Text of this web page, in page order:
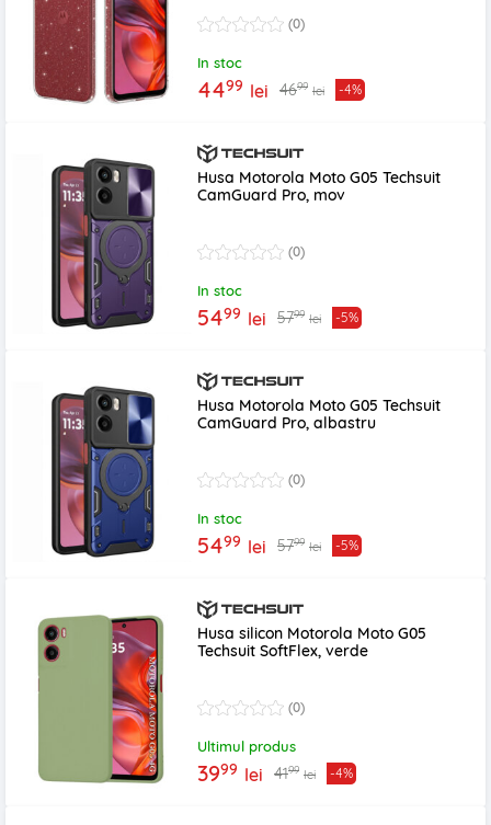
(0)
In stoc
4499 lei 4699 lei -4%
Husa Motorola Moto G05 Techsuit
CamGuard Pro, mov
(0)
In stoc
5499 lei 5799 lei -5%
Husa Motorola Moto G05 Techsuit
CamGuard Pro, albastru
(0)
In stoc
5499 lei 5799 lei -5%
Husa silicon Motorola Moto G05
Techsuit SoftFlex, verde
(0)
Ultimul produs
3999 lei 4199 lei -4%